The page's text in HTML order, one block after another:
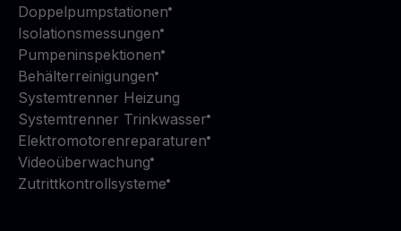
Doppelpumpstationen
Isolationsmessungen
Pumpeninspektionen
Behälterreinigungen
Systemtrenner Heizung
Systemtrenner Trinkwasser
Elektromotorenreparaturen
Videoüberwachung
Zutrittkontrollsysteme